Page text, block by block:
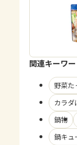
関連キーワ
野菜た
カラダ
鍋物
鍋キュ